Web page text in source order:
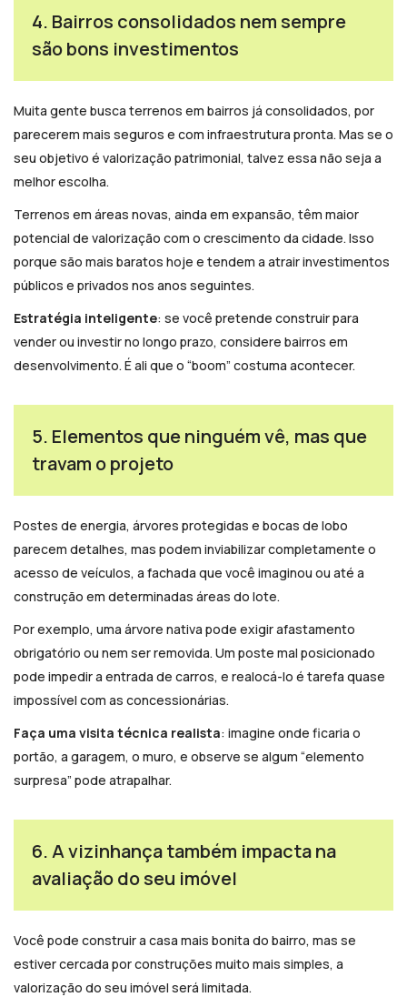
4. Bairros consolidados nem sempre
são bons investimentos
Muita gente busca terrenos em bairros já consolidados, por
parecerem mais seguros e com infraestrutura pronta. Mas se o
seu objetivo é valorização patrimonial, talvez essa não seja a
melhor escolha.
Terrenos em áreas novas, ainda em expansão, têm maior
potencial de valorização com o crescimento da cidade. Isso
porque são mais baratos hoje e tendem a atrair investimentos
públicos e privados nos anos seguintes.
Estratégia inteligente: se você pretende construir para
vender ou investir no longo prazo, considere bairros em
desenvolvimento. É ali que o “boom” costuma acontecer.
5. Elementos que ninguém vê, mas que
travam o projeto
Postes de energia, árvores protegidas e bocas de lobo
parecem detalhes, mas podem inviabilizar completamente o
acesso de veículos, a fachada que você imaginou ou até a
construção em determinadas áreas do lote.
Por exemplo, uma árvore nativa pode exigir afastamento
obrigatório ou nem ser removida. Um poste mal posicionado
pode impedir a entrada de carros, e realocá-lo é tarefa quase
impossível com as concessionárias.
Faça uma visita técnica realista: imagine onde ficaria o
portão, a garagem, o muro, e observe se algum “elemento
surpresa” pode atrapalhar.
6. A vizinhança também impacta na
avaliação do seu imóvel
Você pode construir a casa mais bonita do bairro, mas se
estiver cercada por construções muito mais simples, a
valorização do seu imóvel será limitada.